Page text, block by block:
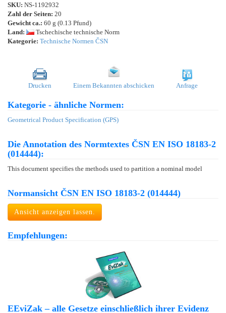
SKU: NS-1192932
Zahl der Seiten: 20
Gewicht ca.: 60 g (0.13 Pfund)
Land:
Tschechische technische Norm
Kategorie: Technische Normen ČSN
Drucken Einem Bekannten abschicken Anfrage
Kategorie - ähnliche Normen:
Geometrical Product Specification (GPS)
Die Annotation des Normtextes ČSN EN ISO 18183-2
(014444):
This document specifies the methods used to partition a nominal model
Normansicht ČSN EN ISO 18183-2 (014444)
Ansicht anzeigen lassen.
Empfehlungen:
EEviZak – alle Gesetze einschließlich ihrer Evidenz